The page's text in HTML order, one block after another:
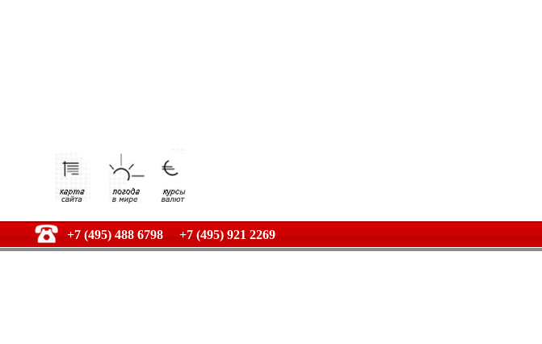
+7 (495) 488 6798 +7 (495) 921 2269